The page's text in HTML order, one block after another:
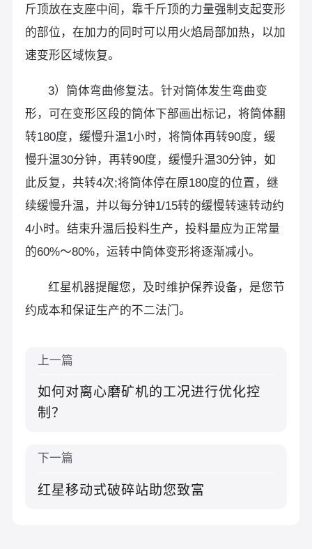
斤顶放在支座中间，靠千斤顶的力量强制支起变形
的部位，在加力的同时可以用火焰局部加热，以加
速变形区域恢复。
3）筒体弯曲修复法。针对筒体发生弯曲变
形，可在变形区段的筒体下部画出标记，将筒体翻
转180度，缓慢升温1小时，将筒体再转90度，缓
慢升温30分钟，再转90度，缓慢升温30分钟，如
此反复，共转4次;将筒体停在原180度的位置，继
续缓慢升温，并以每分钟1/15转的缓慢转速转动约
4小时。结束升温后投料生产，投料量应为正常量
的60%～80%，运转中筒体变形将逐渐减小。
红星机器提醒您，及时维护保养设备，是您节
约成本和保证生产的不二法门。
上一篇
如何对离心磨矿机的工况进行优化控
制？
下一篇
红星移动式破碎站助您致富